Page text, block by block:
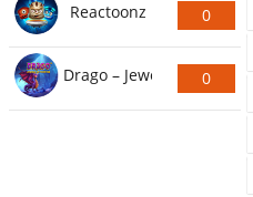
Reactoonz
0
Ψήφους
Drago – Jewels of Fortune
0
Ψήφους